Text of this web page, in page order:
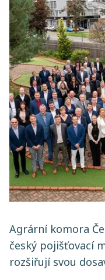
Agrární komora
český pojišťovací
rozšiřují svou